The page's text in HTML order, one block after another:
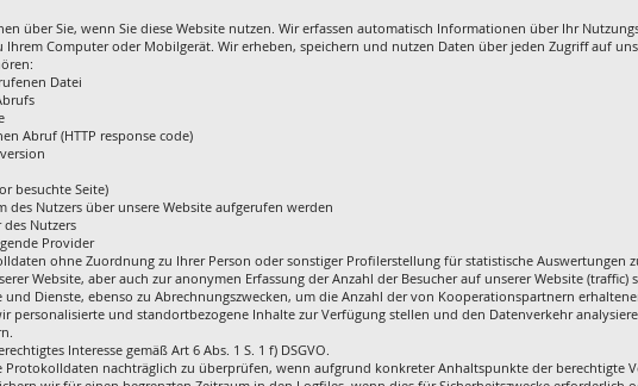
über Sie, wenn Sie diese Website nutzen. Wir erfassen automatisch Informationen über Ihr
Ihrem Computer oder Mobilgerät. Wir erheben, speichern und nutzen Daten über jeden Zugriff auf
Datei
Abruf (HTTP response code)
besuchte Seite)
des Nutzers über unsere Website aufgerufen werden
Nutzers
Provider
ohne Zuordnung zu Ihrer Person oder sonstiger Profilerstellung für statistische Auswertungen
Website, aber auch zur anonymen Erfassung der Anzahl der Besucher auf unserer Website
und Dienste, ebenso zu Abrechnungszwecken, um die Anzahl der von Kooperationspartnern
personalisierte und standortbezogene Inhalte zur Verfügung stellen und den Datenverkehr
Interesse gemäß Art 6 Abs. 1 S. 1 f) DSGVO.
Protokolldaten nachträglich zu überprüfen, wenn aufgrund konkreter Anhaltspunkte der berechtigte